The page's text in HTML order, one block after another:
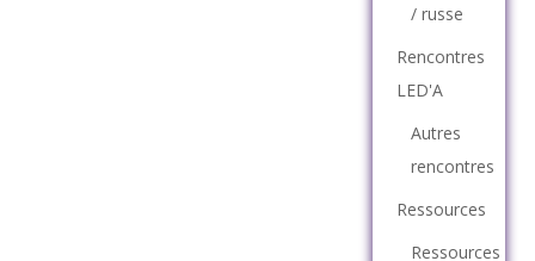
/ russe
Rencontres
LED'A
Autres
rencontres
Ressources
Ressources